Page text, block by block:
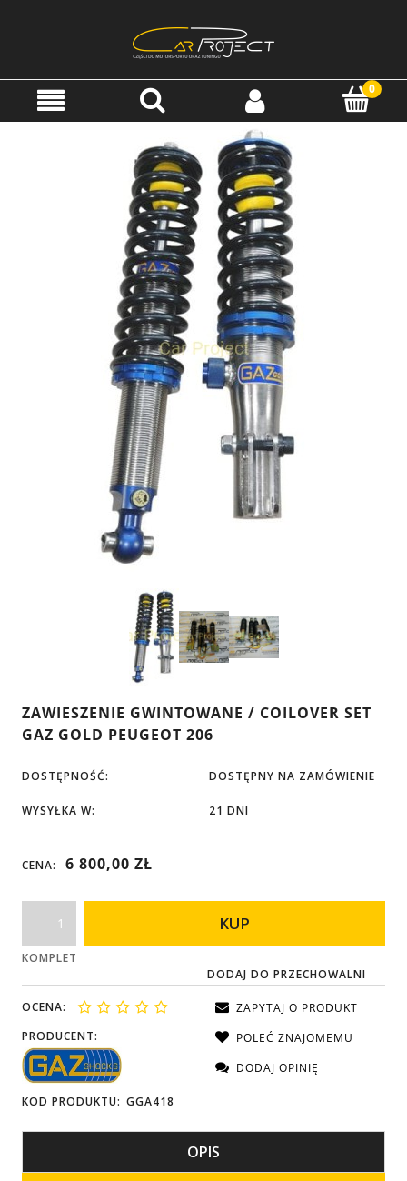
ZAWIESZENIE GWINTOWANE / COILOVER SET
GAZ GOLD PEUGEOT 206
DOSTĘPNOŚĆ: DOSTĘPNY NA ZAMÓWIENIE
WYSYŁKA W: 21 DNI
CENA: 6 800,00 ZŁ
KOMPLET
KUP
DODAJ DO PRZECHOWALNI
OCENA:
PRODUCENT:
KOD PRODUKTU: GGA418
ZAPYTAJ O PRODUKT
POLEĆ ZNAJOMEMU
DODAJ OPINIĘ
OPIS